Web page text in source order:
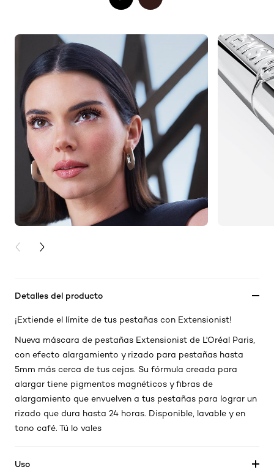
PREVIOUS CARD
NEXT CARD
Detalles del producto
¡Extiende el límite de tus pestañas con Extensionist!
Nueva máscara de pestañas Extensionist de L'Oréal Paris,
con efecto alargamiento y rizado para pestañas hasta
5mm más cerca de tus cejas. Su fórmula creada para
alargar tiene pigmentos magnéticos y fibras de
alargamiento que envuelven a tus pestañas para lograr un
rizado que dura hasta 24 horas. Disponible, lavable y en
tono café. Tú lo vales
Uso